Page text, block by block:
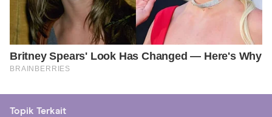
Topik Terkait